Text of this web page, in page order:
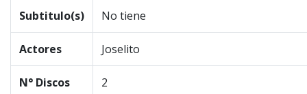
Subtitulo(s) No tiene
Actores Joselito
N° Discos 2